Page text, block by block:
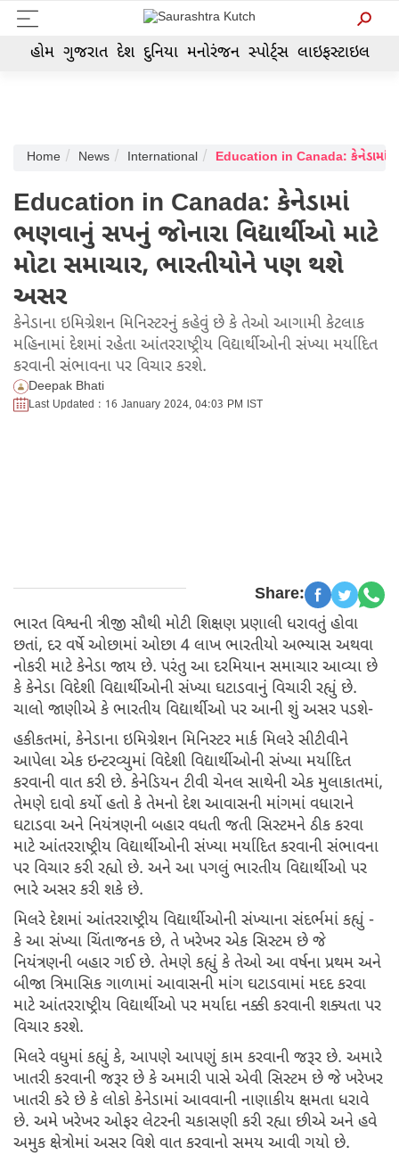
હોમ ગુજરાત દેશ દુનિયા મનોરંજન સ્પોર્ટ્સ લાઇફસ્ટાઇલ
Home News International
Education in Canada: કેનેડામાં
ભણવાનું સપનું જોનારા વિદ્યાર્થીઓ માટે
મોટા સમાચાર, ભારતીયોને પણ થશે
અસર
કેનેડાના ઇમિગ્રેશન મિનિસ્ટરનું કહેવું છે કે તેઓ આગામી કેટલાક
મહિનામાં દેશમાં રહેતા આંતરરાષ્ટ્રીય વિદ્યાર્થીઓની સંખ્યા મર્યાદિત
કરવાની સંભાવના પર વિચાર કરશે.
Deepak Bhati
Last Updated : 16 January 2024, 04:03 PM IST
Share:
ભારત વિશ્વની ત્રીજી સૌથી મોટી શિક્ષણ પ્રણાલી ધરાવતું હોવા
છતાં, દર વર્ષે ઓછામાં ઓછા 4 લાખ ભારતીયો અભ્યાસ અથવા
નોકરી માટે કેનેડા જાય છે. પરંતુ આ દરમિયાન સમાચાર આવ્યા છે
કે કેનેડા વિદેશી વિદ્યાર્થીઓની સંખ્યા ઘટાડવાનું વિચારી રહ્યું છે.
ચાલો જાણીએ કે ભારતીય વિદ્યાર્થીઓ પર આની શું અસર પડશે-
હકીકતમાં, કેનેડાના ઇમિગ્રેશન મિનિસ્ટર માર્ક મિલરે સીટીવીને
આપેલા એક ઇન્ટરવ્યુમાં વિદેશી વિદ્યાર્થીઓની સંખ્યા મર્યાદિત
કરવાની વાત કરી છે. કેનેડિયન ટીવી ચેનલ સાથેની એક મુલાકાતમાં,
તેમણે દાવો કર્યો હતો કે તેમનો દેશ આવાસની માંગમાં વધારાને
ઘટાડવા અને નિયંત્રણની બહાર વધતી જતી સિસ્ટમને ઠીક કરવા
માટે આંતરરાષ્ટ્રીય વિદ્યાર્થીઓની સંખ્યા મર્યાદિત કરવાની સંભાવના
પર વિચાર કરી રહ્યો છે. અને આ પગલું ભારતીય વિદ્યાર્થીઓ પર
ભારે અસર કરી શકે છે.
મિલરે દેશમાં આંતરરાષ્ટ્રીય વિદ્યાર્થીઓની સંખ્યાના સંદર્ભમાં કહ્યું -
કે આ સંખ્યા ચિંતાજનક છે, તે ખરેખર એક સિસ્ટમ છે જે
નિયંત્રણની બહાર ગઈ છે. તેમણે કહ્યું કે તેઓ આ વર્ષના પ્રથમ અને
બીજા ત્રિમાસિક ગાળામાં આવાસની માંગ ઘટાડવામાં મદદ કરવા
માટે આંતરરાષ્ટ્રીય વિદ્યાર્થીઓ પર મર્યાદા નક્કી કરવાની શક્યતા પર
વિચાર કરશે.
મિલરે વધુમાં કહ્યું કે, આપણે આપણું કામ કરવાની જરૂર છે. અમારે
ખાતરી કરવાની જરૂર છે કે અમારી પાસે એવી સિસ્ટમ છે જે ખરેખર
ખાતરી કરે છે કે લોકો કેનેડામાં આવવાની નાણાકીય ક્ષમતા ધરાવે
છે. અમે ખરેખર ઓફર લેટરની ચકાસણી કરી રહ્યા છીએ અને હવે
અમુક ક્ષેત્રોમાં અસર વિશે વાત કરવાનો સમય આવી ગયો છે.